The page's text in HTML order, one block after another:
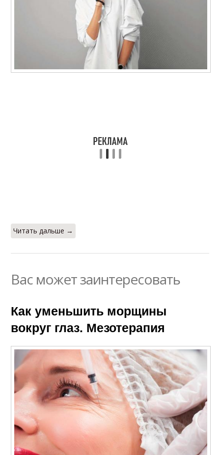
Читать дальше →
Вас может заинтересовать
Как уменьшить морщины
вокруг глаз. Мезотерапия